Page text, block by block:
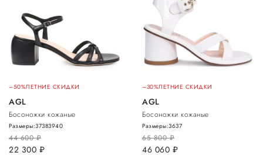
–50%ЛЕТНИЕ СКИДКИ
AGL
Босоножки кожаные
44 600руб.
22 300 руб.
Размеры:37383940
–30%ЛЕТНИЕ СКИДКИ
AGL
Босоножки кожаные
65 800руб.
46 060 руб.
Размеры:3637